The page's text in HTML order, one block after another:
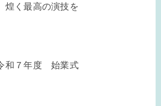
煌く最高の演技を
和７年度 始業式